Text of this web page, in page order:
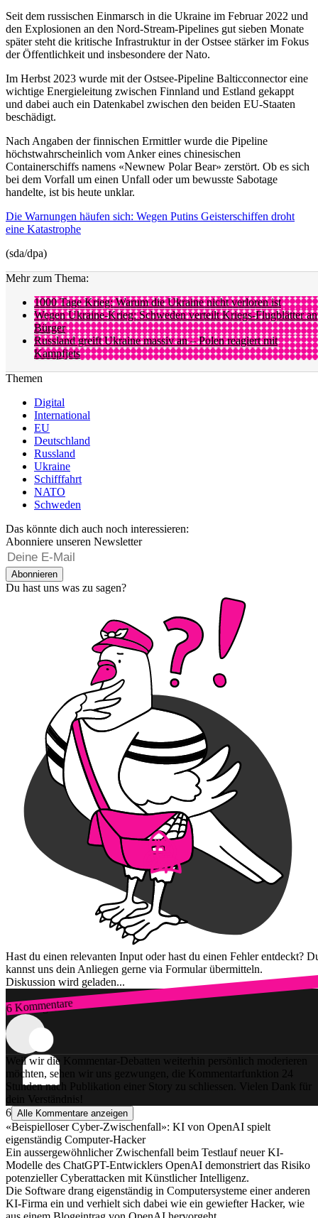
Seit dem russischen Einmarsch in die Ukraine im Februar 2022 und
den Explosionen an den Nord-Stream-Pipelines gut sieben Monate
später steht die kritische Infrastruktur in der Ostsee stärker im Fokus
der Öffentlichkeit und insbesondere der Nato.
Im Herbst 2023 wurde mit der Ostsee-Pipeline Balticconnector eine
wichtige Energieleitung zwischen Finnland und Estland gekappt
und dabei auch ein Datenkabel zwischen den beiden EU-Staaten
beschädigt.
Nach Angaben der finnischen Ermittler wurde die Pipeline
höchstwahrscheinlich vom Anker eines chinesischen
Containerschiffs namens «Newnew Polar Bear» zerstört. Ob es sich
bei dem Vorfall um einen Unfall oder um bewusste Sabotage
handelte, ist bis heute unklar.
Die Warnungen häufen sich: Wegen Putins Geisterschiffen droht
eine Katastrophe
(sda/dpa)
Mehr zum Thema:
1000 Tage Krieg: Warum die Ukraine nicht verloren ist
Wegen Ukraine-Krieg: Schweden verteilt Kriegs-Flugblätter an
Bürger
Russland greift Ukraine massiv an – Polen reagiert mit
Kampfjets
Themen
Digital
International
EU
Deutschland
Russland
Ukraine
Schifffahrt
NATO
Schweden
Das könnte dich auch noch interessieren:
Abonniere unseren Newsletter
Abonnieren
Du hast uns was zu sagen?
Hast du einen relevanten Input oder hast du einen Fehler entdeckt?
kannst uns dein Anliegen gerne via Formular übermitteln.
Diskussion wird geladen...
6 Kommentare
Zum Login
Weil wir die Kommentar-Debatten weiterhin persönlich moderieren
möchten, sehen wir uns gezwungen, die Kommentarfunktion 24
Stunden nach Publikation einer Story zu schliessen. Vielen Dank für
dein Verständnis!
6 Alle Kommentare anzeigen
«Beispielloser Cyber-Zwischenfall»: KI von OpenAI spielt
eigenständig Computer-Hacker
Ein aussergewöhnlicher Zwischenfall beim Testlauf neuer KI-
Modelle des ChatGPT-Entwicklers OpenAI demonstriert das Risiko
potenzieller Cyberattacken mit Künstlicher Intelligenz.
Die Software drang eigenständig in Computersysteme einer anderen
KI-Firma ein und verhielt sich dabei wie ein gewiefter Hacker, wie